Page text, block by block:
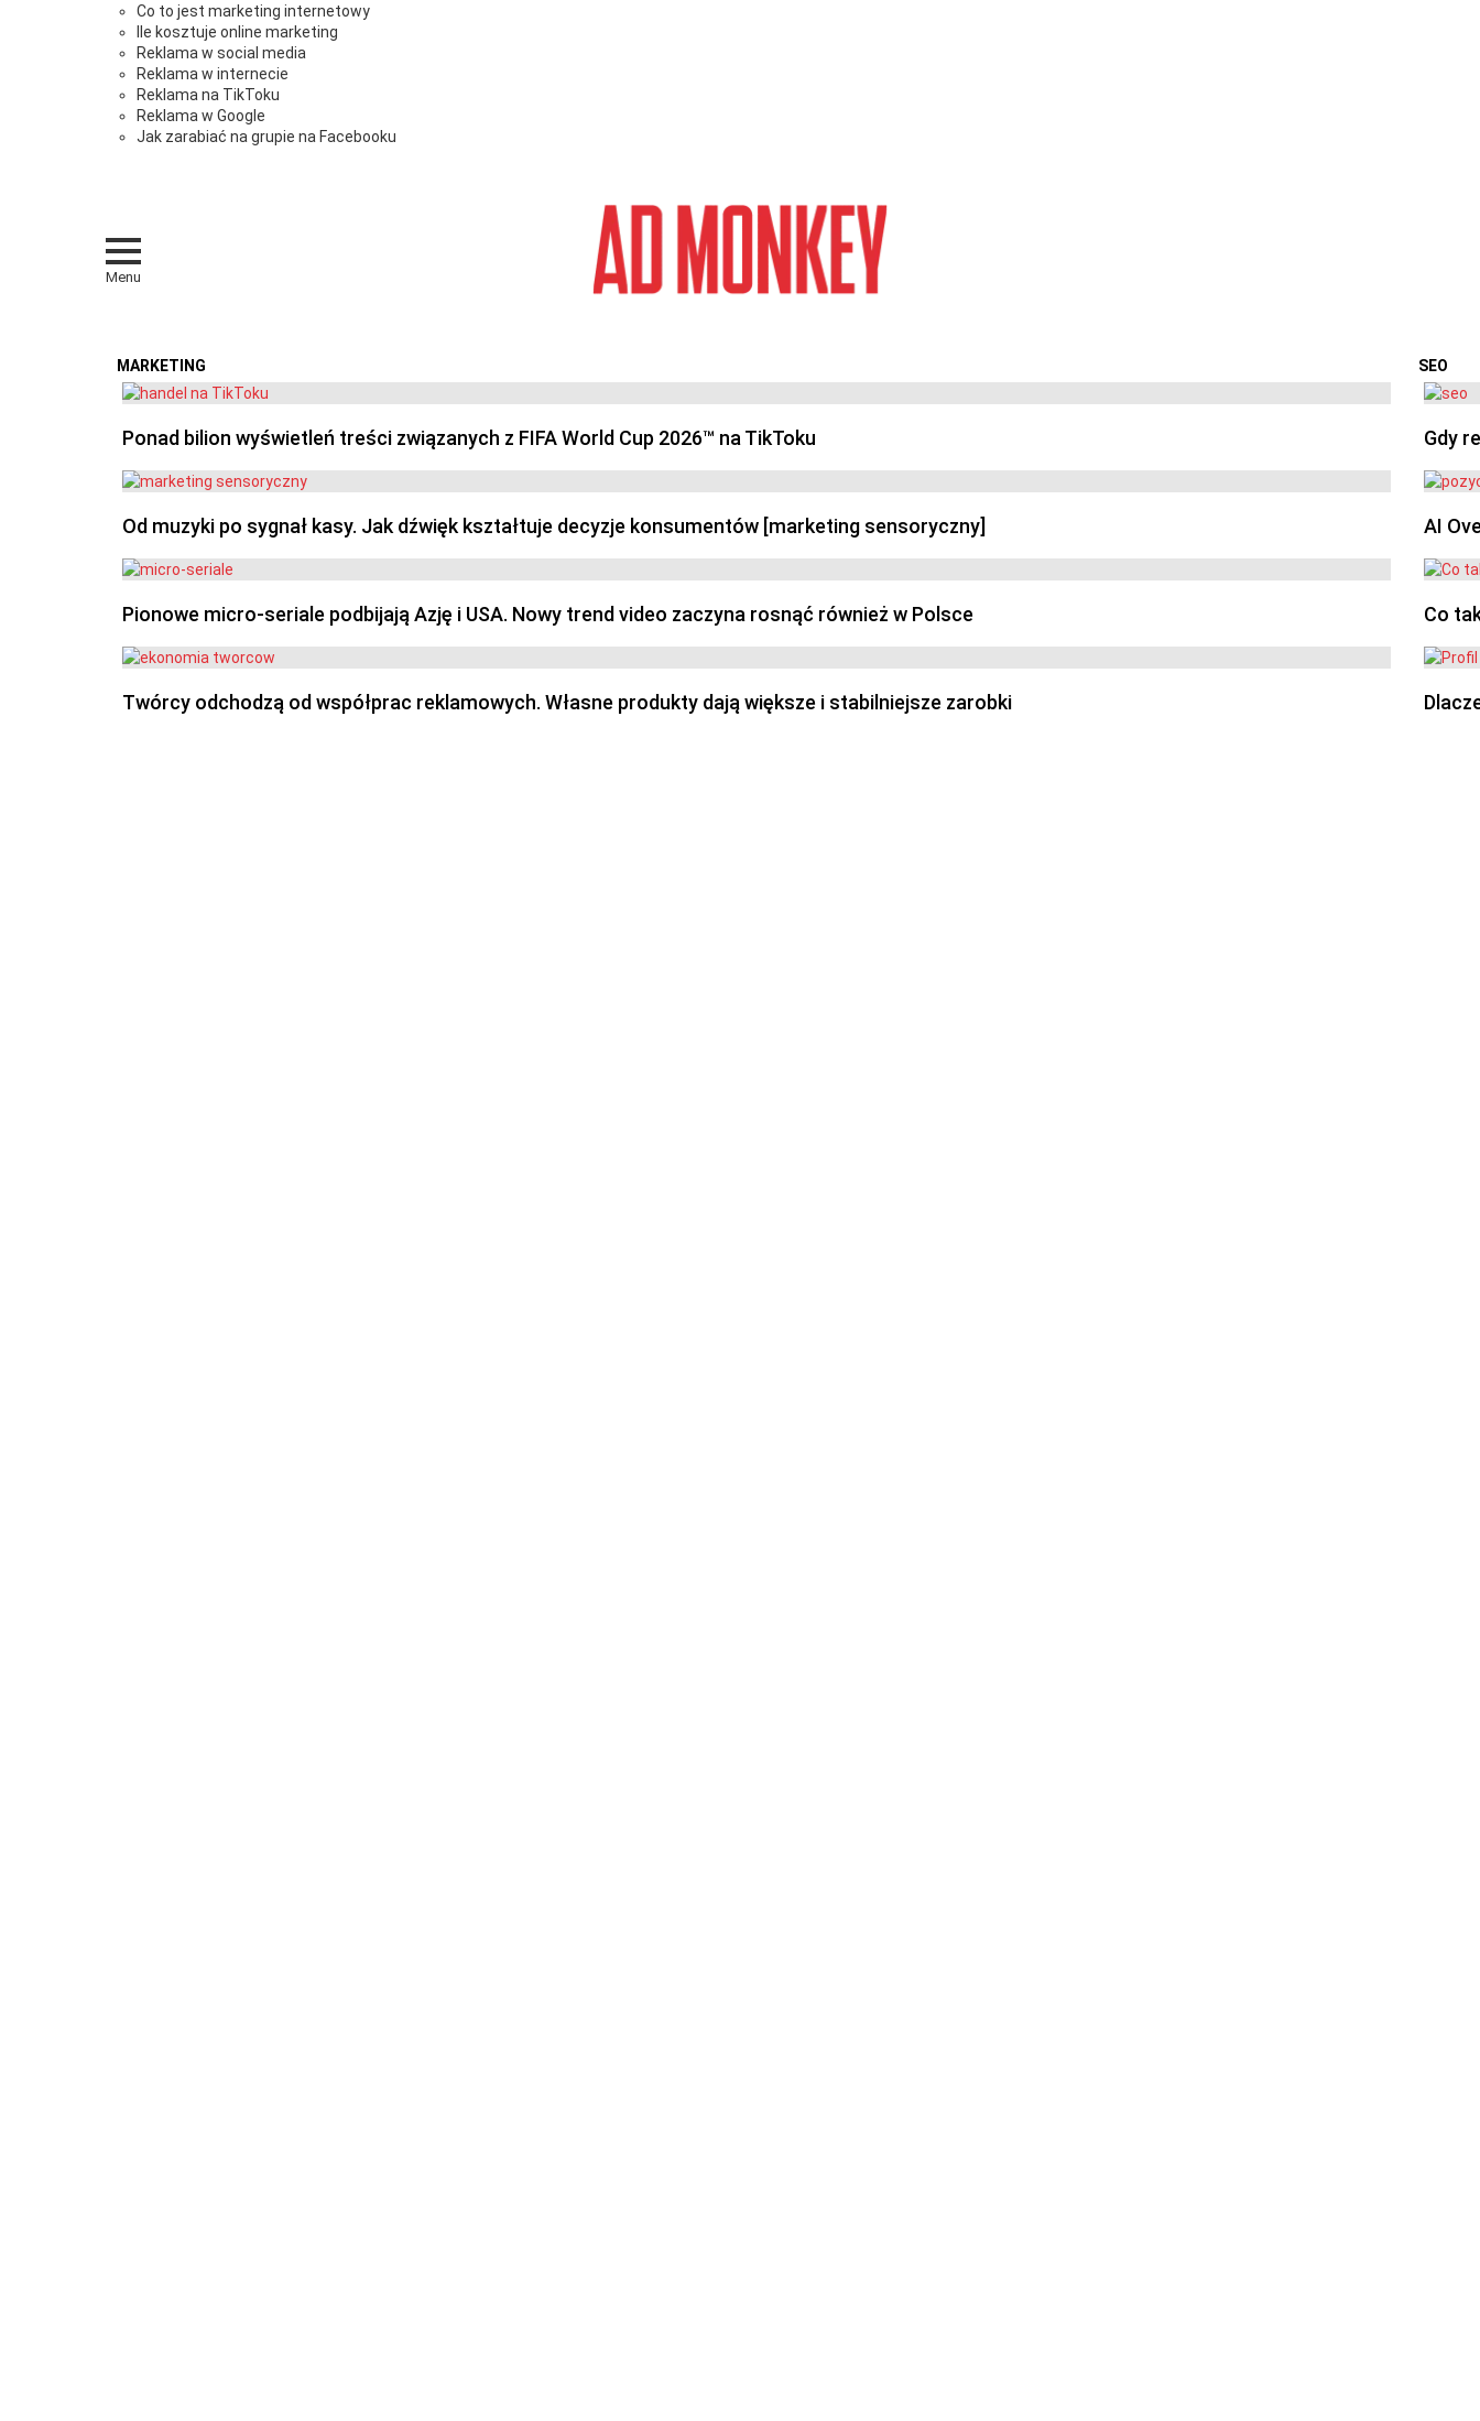
Co to jest marketing internetowy
Ile kosztuje online marketing
Reklama w social media
Reklama w internecie
Reklama na TikToku
Reklama w Google
Jak zarabiać na grupie na Facebooku
Menu
MARKETING
OSTATNIE
Ponad bilion wyświetleń treści związanych z FIFA World Cup 2026™ na TikToku
Od muzyki po sygnał kasy. Jak dźwięk kształtuje decyzje konsumentów [marketing sensoryczny]
Pionowe micro-seriale podbijają Azję i USA. Nowy trend video zaczyna rosnąć również w Polsce
Twórcy odchodzą od współprac reklamowych. Własne produkty dają większe i stabilniejsze zarobki
SEO
Gdy
AI
Co